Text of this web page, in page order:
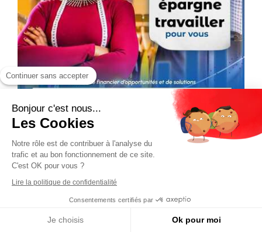
Continuer sans accepter
Bonjour c'est nous...
Les Cookies
Notre rôle est de contribuer à l'analyse du
trafic et au bon fonctionnement de ce site.
C'est OK pour vous ?
Lire la politique de confidentialité
Consentements certifiés par
Je choisis Ok pour moi